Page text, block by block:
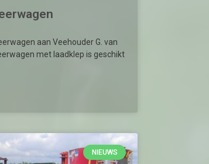
aan Veehouder G. van
met laadklep is geschikt
NIEUWS